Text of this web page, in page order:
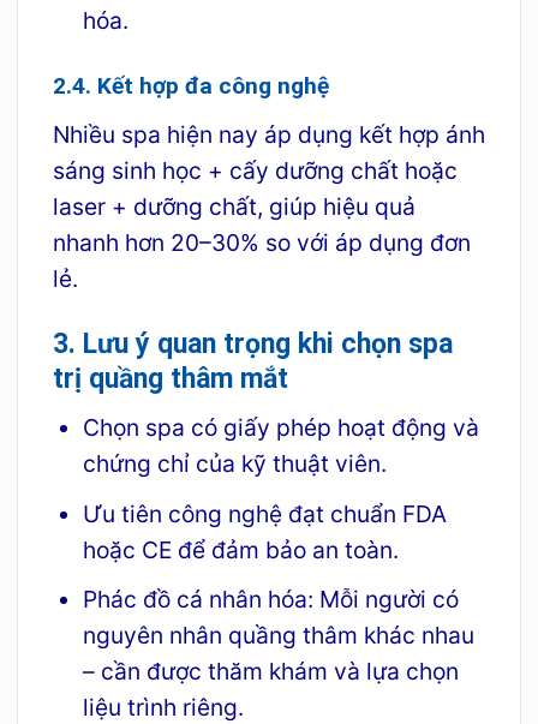
hóa.
2.4. Kết hợp đa công nghệ
Nhiều spa hiện nay áp dụng kết hợp ánh
sáng sinh học + cấy dưỡng chất hoặc
laser + dưỡng chất, giúp hiệu quả
nhanh hơn 20–30% so với áp dụng đơn
lẻ.
3. Lưu ý quan trọng khi chọn spa
trị quầng thâm mắt
Chọn spa có giấy phép hoạt động và
chứng chỉ của kỹ thuật viên.
Ưu tiên công nghệ đạt chuẩn FDA
hoặc CE để đảm bảo an toàn.
Phác đồ cá nhân hóa: Mỗi người có
nguyên nhân quầng thâm khác nhau
– cần được thăm khám và lựa chọn
liệu trình riêng.